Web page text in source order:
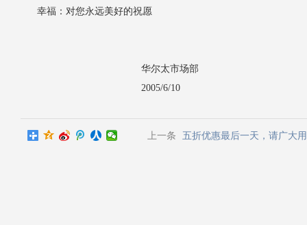
幸福：对您永远美好的祝愿
华尔太市场部
2005/6/10
上一条 五折优惠最后一天，请广大